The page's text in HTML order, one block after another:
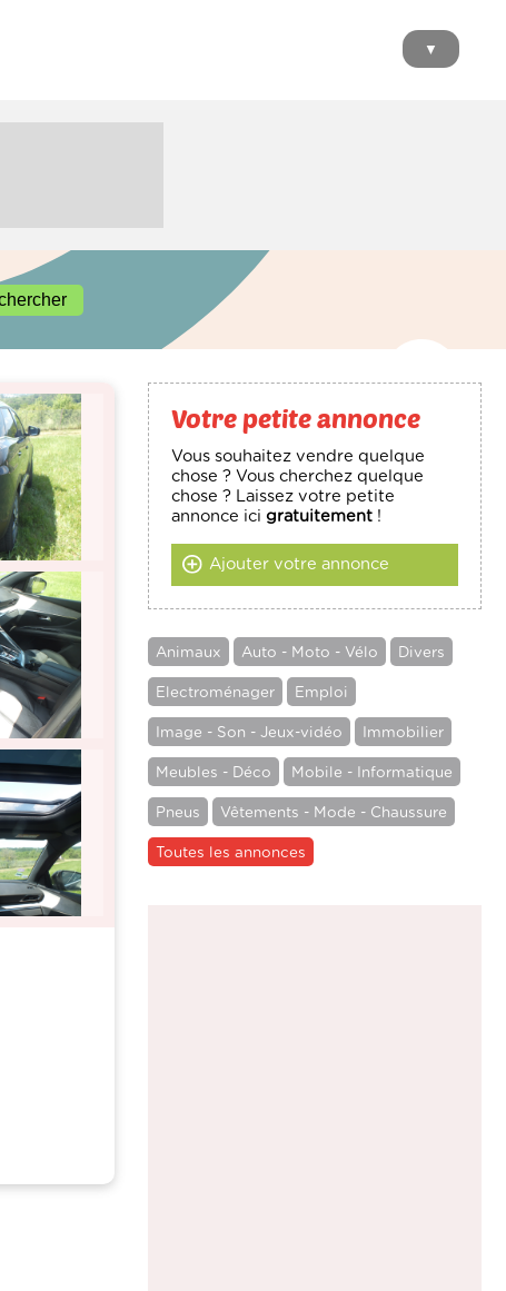
▼
Votre petite annonce
Vous souhaitez vendre quelque
chose ? Vous cherchez quelque
chose ? Laissez votre petite
annonce icigratuitement !
Ajouter votre annonce
Animaux Auto - Moto - Vélo Divers
Electroménager Emploi
Image - Son - Jeux-vidéo Immobilier
Meubles - Déco Mobile - Informatique
Pneus Vêtements - Mode - Chaussure
Toutes les annonces